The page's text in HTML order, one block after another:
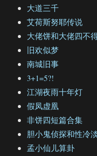
大道三千
艾荷斯努耶传说
大佬饼和大佬四不
旧欢似梦
南城旧事
3+1=5?!
江湖夜雨十年灯
假凤虚凰
非饼四短篇合集
胆小鬼侦探和性冷
孟小仙儿算卦